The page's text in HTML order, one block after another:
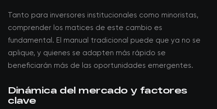
Tanto para inversores institucionales como minoristas,
comprender los matices de este cambio es
fundamental. El manual tradicional puede que ya no se
aplique, y quienes se adapten más rápido se
beneficiarán más de las oportunidades emergentes.
Dinámica del mercado y factores
clave